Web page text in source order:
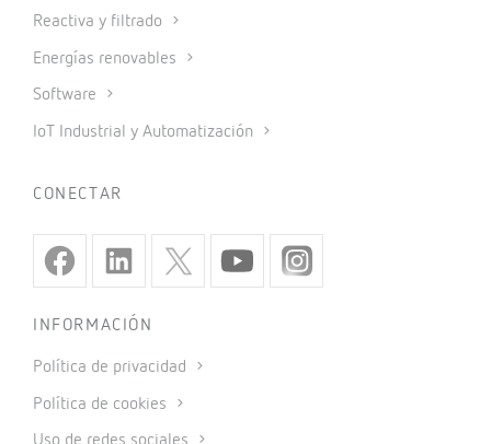
Reactiva y filtrado
Energías renovables
Software
IoT Industrial y Automatización
CONECTAR
INFORMACIÓN
Política de privacidad
Política de cookies